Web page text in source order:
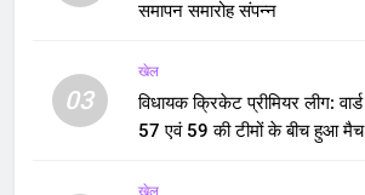
Delhi
FEATURED